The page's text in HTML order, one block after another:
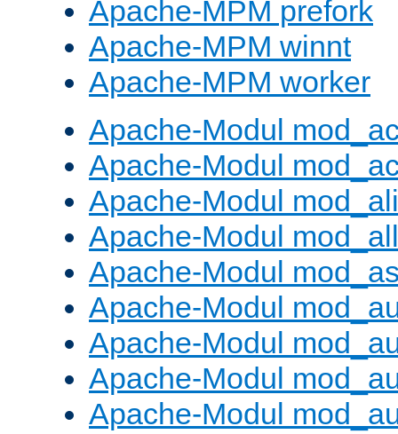
Apache-MPM prefork
Apache-MPM winnt
Apache-MPM worker
Apache-Modul
Apache-Modul
Apache-Modul
Apache-Modul
Apache-Modul
Apache-Modul
Apache-Modul
Apache-Modul
Apache-Modul